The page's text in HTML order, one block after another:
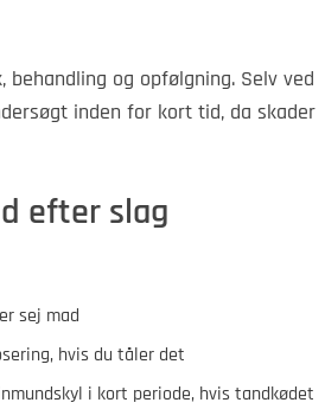
og opfølgning. Selv ved
inden for kort tid, da skader
efter slag
sej mad
hvis du tåler det
i kort periode, hvis tandkødet